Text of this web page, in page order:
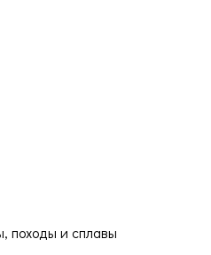
походы и сплавы